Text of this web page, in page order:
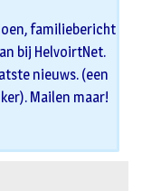
familiebericht
bij HelvoirtNet.
nieuws. (een
Mailen maar!